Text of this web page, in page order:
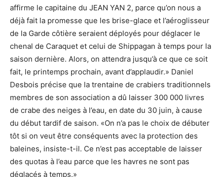
affirme le capitaine du JEAN YAN 2, parce qu’on nous a
déjà fait la promesse que les brise-glace et l’aéroglisseur
de la Garde côtière seraient déployés pour déglacer le
chenal de Caraquet et celui de Shippagan à temps pour la
saison dernière. Alors, on attendra jusqu’à ce que ce soit
fait, le printemps prochain, avant d’applaudir.» Daniel
Desbois précise que la trentaine de crabiers traditionnels
membres de son association a dû laisser 300 000 livres
de crabe des neiges à l’eau, en date du 30 juin, à cause
du début tardif de saison. «On n’a pas le choix de débuter
tôt si on veut être conséquents avec la protection des
baleines, insiste-t-il. Ce n’est pas acceptable de laisser
des quotas à l’eau parce que les havres ne sont pas
déglacés à temps.»